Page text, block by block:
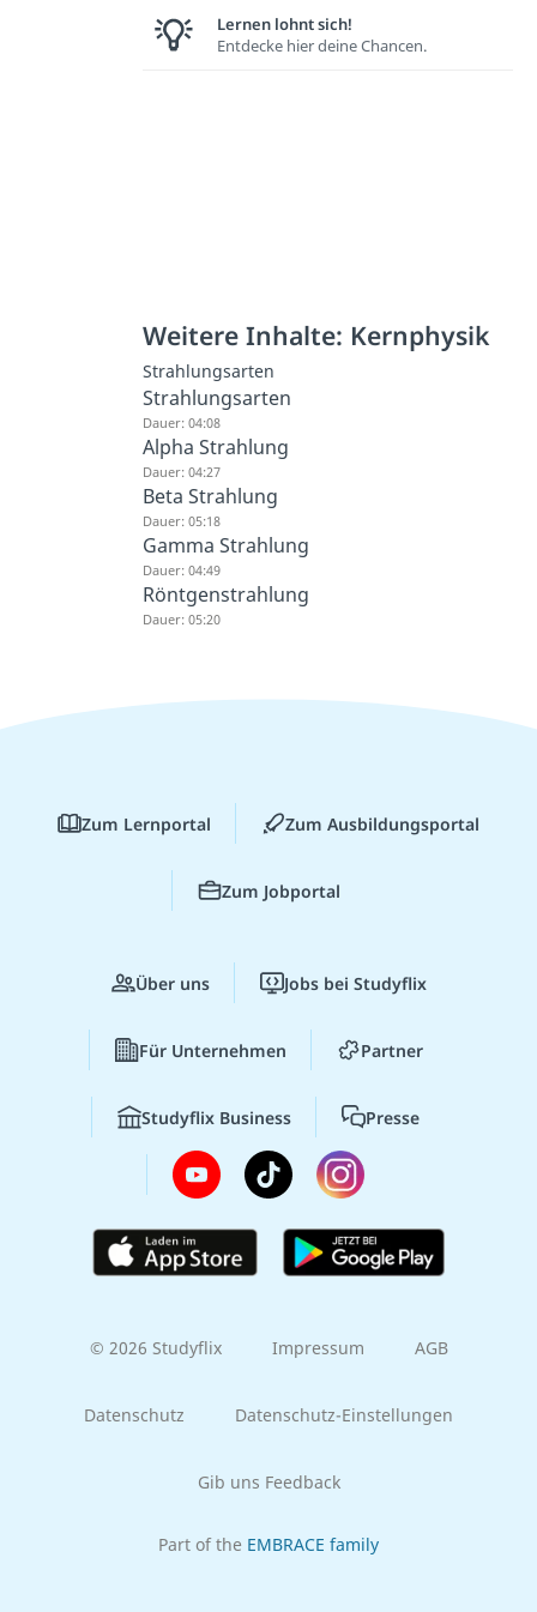
Lernen lohnt sich!
Entdecke hier deine Chancen.
Weitere Inhalte: Kernphysik
Strahlungsarten
Strahlungsarten
Dauer: 04:08
Alpha Strahlung
Dauer: 04:27
Beta Strahlung
Dauer: 05:18
Gamma Strahlung
Dauer: 04:49
Röntgenstrahlung
Dauer: 05:20
Zum Lernportal Zum Ausbildungsportal
Zum Jobportal
Über uns Jobs bei Studyflix
Für Unternehmen Partner
Studyflix Business Presse
© 2026 Studyflix Impressum AGB
Datenschutz Datenschutz-Einstellungen
Gib uns Feedback
Part of the EMBRACE family